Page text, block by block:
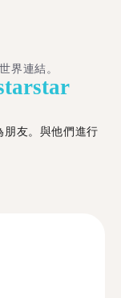
界連結。
star
朋友。與他們進行